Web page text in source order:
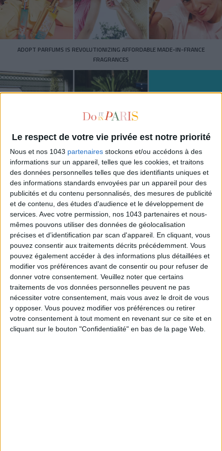
Le respect de votre vie privée est notre priorité
Nous et nos 1043 partenaires stockons et/ou accédons à des
informations sur un appareil, telles que les cookies, et traitons
des données personnelles telles que des identifiants uniques et
des informations standards envoyées par un appareil pour des
publicités et du contenu personnalisés, des mesures de publicité
et de contenu, des études d'audience et le développement de
services. Avec votre permission, nos 1043 partenaires et nous-
mêmes pouvons utiliser des données de géolocalisation
précises et d’identification par scan d'appareil. En cliquant, vous
pouvez consentir aux traitements décrits précédemment. Vous
pouvez également accéder à des informations plus détaillées et
modifier vos préférences avant de consentir ou pour refuser de
donner votre consentement. Veuillez noter que certains
traitements de vos données personnelles peuvent ne pas
nécessiter votre consentement, mais vous avez le droit de vous
y opposer. Vous pouvez modifier vos préférences ou retirer
votre consentement à tout moment en revenant sur ce site et en
cliquant sur le bouton "Confidentialité" en bas de la page Web.
ADOPT PARFUMS IS REVOLUTIONIZING AFFORDABLE MADE-IN-FRANCE
FRAGRANCES
15 IDEAS FOR ENJOYING AUGUST IN PARIS
SPF 50 SUNSCREENS YOU'LL ACTUALLY WANT TO SLATHER ON